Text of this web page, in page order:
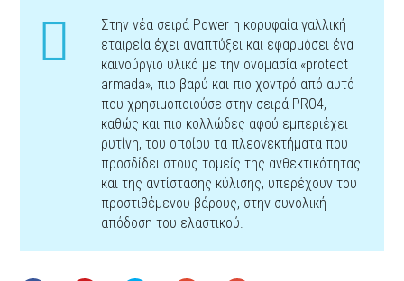
Στην νέα σειρά Power η κορυφαία γαλλική
εταιρεία έχει αναπτύξει και εφαρμόσει ένα
καινούργιο υλικό με την ονομασία «protect
armada», πιο βαρύ και πιο χοντρό από αυτό
που χρησιμοποιούσε στην σειρά PRO4,
καθώς και πιο κολλώδες αφού εμπεριέχει
ρυτίνη, του οποίου τα πλεονεκτήματα που
προσδίδει στους τομείς της ανθεκτικότητας
και της αντίστασης κύλισης, υπερέχουν του
προστιθέμενου βάρους, στην συνολική
απόδοση του ελαστικού.